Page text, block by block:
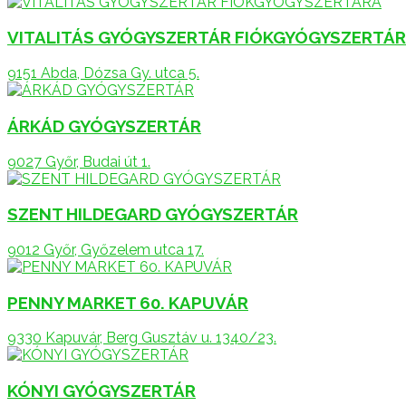
VITALITÁS GYÓGYSZERTÁR
9151 Abda, Dózsa Gy. utca 5.
ÁRKÁD GYÓGYSZERTÁR
9027 Győr, Budai út 1.
SZENT HILDEGARD GYÓGYSZERTÁR
9012 Győr, Győzelem utca 17.
PENNY MARKET 60. KAPUVÁR
9330 Kapuvár, Berg Gusztáv u. 1340/23.
KÓNYI GYÓGYSZERTÁR